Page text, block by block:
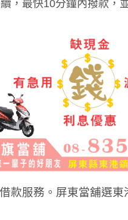
，最快10分鐘內撥款，
款服務。屏東當舖選東